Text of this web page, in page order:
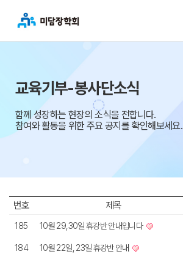
교육기부-봉사단소식
함께 성장하는 현장의 소식을 전합니다.
참여와 활동을 위한 주요 공지를 확인해보세요.
번호 제목
185 10월 29,30일 휴강반 안내입니다
184 10월 22일, 23일 휴강반 안내